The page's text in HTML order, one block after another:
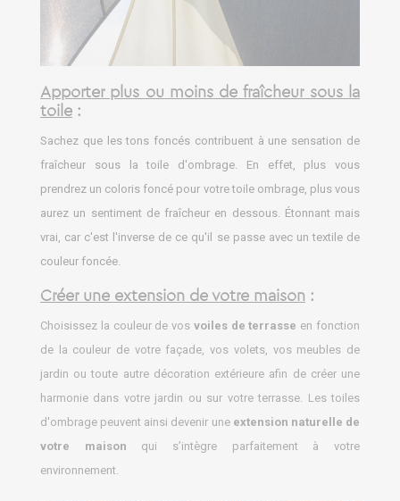
Apporter plus ou moins de fraîcheur sous la
toile :
Sachez que les tons foncés contribuent à une sensation de
fraîcheur sous la toile d'ombrage. En effet, plus vous
prendrez un coloris foncé pour votre toile ombrage, plus vous
aurez un sentiment de fraîcheur en dessous. Étonnant mais
vrai, car c'est l'inverse de ce qu'il se passe avec un textile de
couleur foncée.
Créer une extension de votre maison :
Choisissez la couleur de vos voiles de terrasse en fonction
de la couleur de votre façade, vos volets, vos meubles de
jardin ou toute autre décoration extérieure afin de créer une
harmonie dans votre jardin ou sur votre terrasse. Les toiles
d'ombrage peuvent ainsi devenir une extension naturelle de
votre maison qui s’intègre parfaitement à votre
environnement.